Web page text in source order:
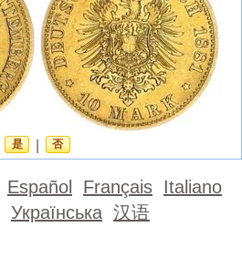
是 否
Español Français Italiano
Українська 汉语